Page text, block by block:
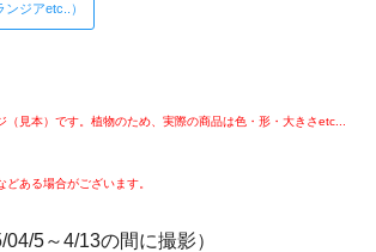
ジアetc..）
（見本）です。植物のため、実際の商品は色・形・大きさetc...
どある場合がございます。
04/5～4/13の間に撮影）